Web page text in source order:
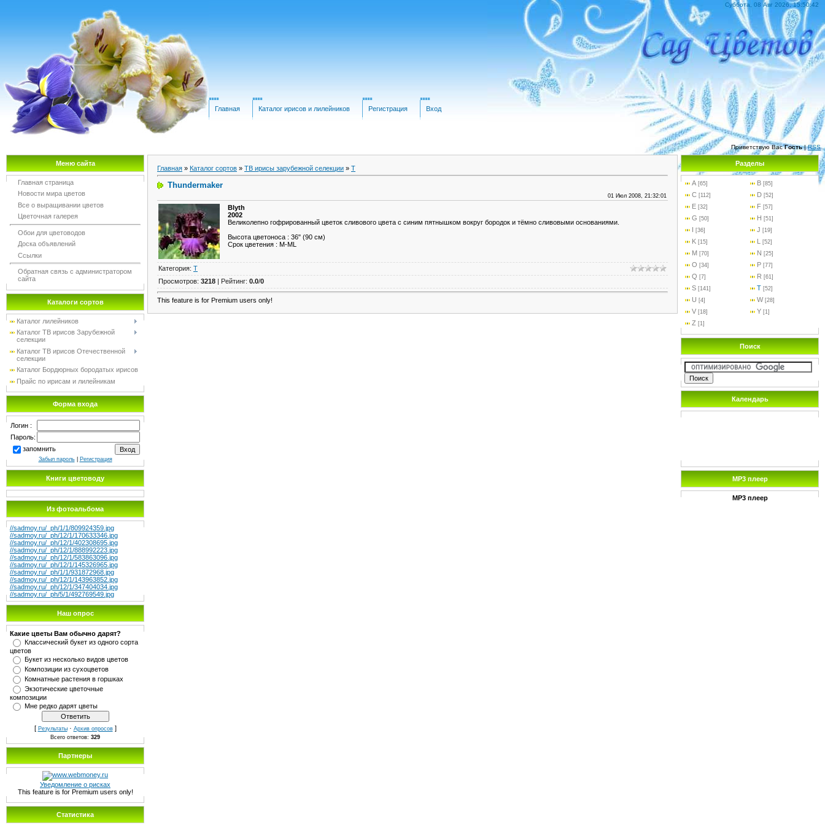
Суббота, 08 Авг 2026, 15:50:42
Главная Каталог ирисов и лилейников Регистрация Вход
Приветствую Вас Гость|RSS
Меню сайта
Главная страница
Новости мира цветов
Все о выращивании цветов
Цветочная галерея
Обои для цветоводов
Доска объявлений
Ссылки
Обратная связь с администратором
сайта
Каталоги сортов
Каталог лилейников
Каталог TB ирисов Зарубежной
селекции
Каталог TB ирисов Отечественной
селекции
Каталог Бордюрных бородатых ирисов
Прайс по ирисам и лилейникам
Форма входа
Логин :
Пароль:
запомнить
Забыл пароль| Регистрация
Книги цветоводу
Из фотоальбома
//sadmoy.ru/_ph/1/1/809924359.jpg
//sadmoy.ru/_ph/12/1/170633346.jpg
//sadmoy.ru/_ph/12/1/402308695.jpg
//sadmoy.ru/_ph/12/1/888992223.jpg
//sadmoy.ru/_ph/12/1/583863096.jpg
//sadmoy.ru/_ph/12/1/145326965.jpg
//sadmoy.ru/_ph/1/1/931872968.jpg
//sadmoy.ru/_ph/12/1/143963852.jpg
//sadmoy.ru/_ph/12/1/347404034.jpg
//sadmoy.ru/_ph/5/1/492769549.jpg
Наш опрос
Какие цветы Вам обычно дарят?
Классический букет из одного сорта
цветов
Букет из несколько видов цветов
Композиции из сухоцветов
Комнатные растения в горшках
Экзотические цветочные
композиции
Мне редко дарят цветы
[ Результаты· Архив опросов]
Всего ответов: 329
Партнеры
Уведомление о рисках
This feature is for Premium users only!
Статистика
Главная » Каталог сортов » TB ирисы зарубежной селекции » T
Thundermaker
01 Июл 2008, 21:32:01
Blyth
2002
Великолепно гофрированный цветок сливового цвета с синим пятнышком вокруг бородок и тёмно сливовыми основаниями.
Высота цветоноса : 36" (90 см)
Срок цветения : M-ML
Категория: T
Просмотров: 3218 | Рейтинг: 0.0/0
This feature is for Premium users only!
Разделы
A [65] B [85]
С [112] D [52]
E [32] F [57]
G [50] H [51]
I [36] J [19]
K [15] L [52]
M [70] N [25]
O [34] P [77]
Q [7] R [61]
S [141] T [52]
U [4] W [28]
V [18] Y [1]
Z [1]
Поиск
Календарь
MP3 плеер
MP3 плеер